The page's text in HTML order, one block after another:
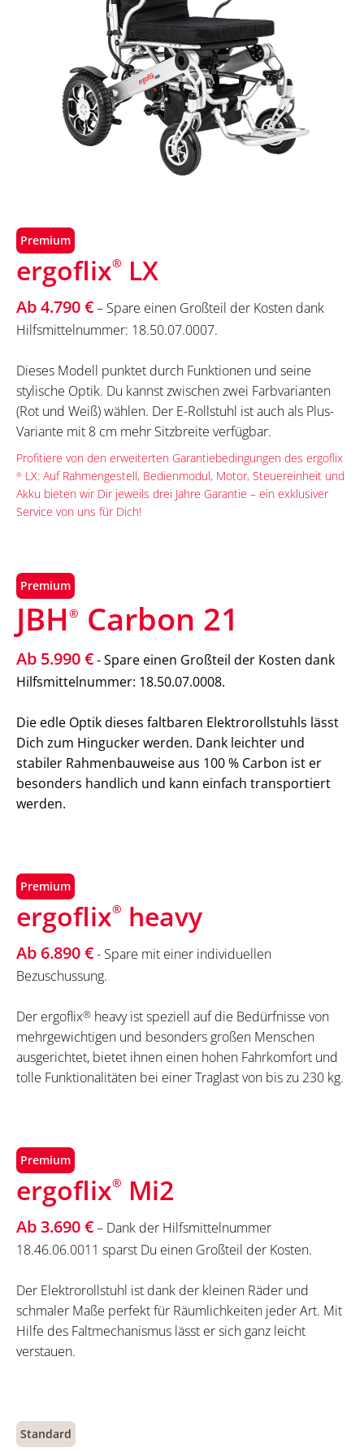
Premium
ergoflix® LX
Ab 4.790 €– Spare einen Großteil der Kosten dank
Hilfsmittelnummer: 18.50.07.0007.
Dieses Modell punktet durch Funktionen und seine
stylische Optik. Du kannst zwischen zwei Farbvarianten
(Rot und Weiß) wählen. Der E-Rollstuhl ist auch als Plus-
Variante mit 8 cm mehr Sitzbreite verfügbar.
Profitiere von den erweiterten Garantiebedingungen des ergoflix
® LX: Auf Rahmengestell, Bedienmodul, Motor, Steuereinheit und
Akku bieten wir Dir jeweils drei Jahre Garantie – ein exklusiver
Service von uns für Dich!
Premium
ergoflix® heavy
Ab 6.890 €- Spare mit einer individuellen
Bezuschussung.
Der ergoflix® heavy ist speziell auf die Bedürfnisse von
mehrgewichtigen und besonders großen Menschen
ausgerichtet, bietet ihnen einen hohen Fahrkomfort und
tolle Funktionalitäten bei einer Traglast von bis zu 230 kg.
Premium
JBH ® Carbon 21
Ab 5.990 €- Spare einen Großteil der Kosten dank
Hilfsmittelnummer: 18.50.07.0008.
Die edle Optik dieses faltbaren Elektrorollstuhls lässt
Dich zum Hingucker werden. Dank leichter und
stabiler Rahmenbauweise aus 100 % Carbon ist er
besonders handlich und kann einfach transportiert
werden.
Premium
ergoflix® Mi2
Ab 3.690 €– Dank der Hilfsmittelnummer
18.46.06.0011 sparst Du einen Großteil der Kosten.
Der Elektrorollstuhl ist dank der kleinen Räder und
schmaler Maße perfekt für Räumlichkeiten jeder Art. Mit
Hilfe des Faltmechanismus lässt er sich ganz leicht
verstauen.
Standard